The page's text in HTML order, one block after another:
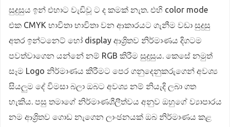
සුදුසුය ඉන් එහාට වැඩිවූ ට ද කමක් නැත. එහි color mode
එක CMYK භාවිතා භාවිතා වන ආකාරයට ගැනීම වඩා සුදුසු
අතර ඉන්ටනෙට් හෝ display ආශ්‍රිතව නිර්මාණය දිගටම
පවත්වාගෙන යන්නේ නම් RGB කිරීම සුදුසුය. කෙසේ නමුත්
සෑම Logo නිර්මාණය කිරීමට පෙර ගනුදෙනුකරුගෙන් අවශ්‍ය
සියලුම දේ විමසා බලා ඔබට අවශ්‍ය නම් නියැදි ලබා ගත
හැකිය. පසු තමාගේ නිර්මාණශීලීත්වය අනුව ඔහුගේ ව්‍යාපාරය
නම ආශ්‍රිතව ගොඩ නැගෙන ලාංඡනයක් ඔබ නිර්මාණය කළ